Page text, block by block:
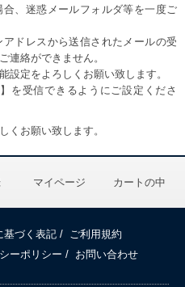
、迷惑メールフォルダ等を一度ご
ドレスから送信されたメールの受
連絡ができません。
設定をよろしくお願い致します。
を受信できるようにご設定くださ
くお願い致します。
マイページ カートの中
基づく表記 /
ご利用規約
ーポリシー / お問い合わせ